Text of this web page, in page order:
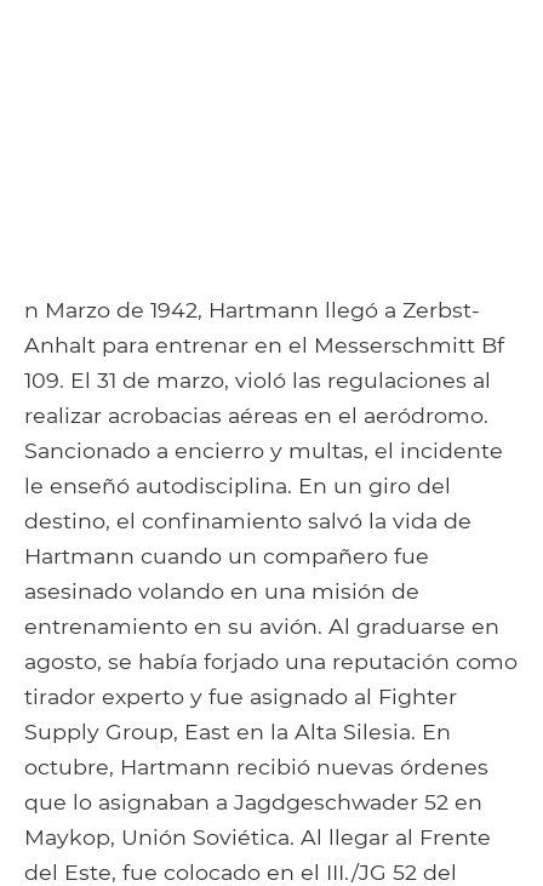
n Marzo de 1942, Hartmann llegó a Zerbst-
Anhalt para entrenar en el Messerschmitt Bf
109. El 31 de marzo, violó las regulaciones al
realizar acrobacias aéreas en el aeródromo.
Sancionado a encierro y multas, el incidente
le enseñó autodisciplina. En un giro del
destino, el confinamiento salvó la vida de
Hartmann cuando un compañero fue
asesinado volando en una misión de
entrenamiento en su avión. Al graduarse en
agosto, se había forjado una reputación como
tirador experto y fue asignado al Fighter
Supply Group, East en la Alta Silesia. En
octubre, Hartmann recibió nuevas órdenes
que lo asignaban a Jagdgeschwader 52 en
Maykop, Unión Soviética. Al llegar al Frente
del Este, fue colocado en el III./JG 52 del